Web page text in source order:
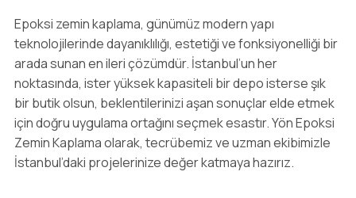
Epoksi zemin kaplama, günümüz modern yapı
teknolojilerinde dayanıklılığı, estetiği ve fonksiyonelliği bir
arada sunan en ileri çözümdür. İstanbul’un her
noktasında, ister yüksek kapasiteli bir depo isterse şık
bir butik olsun, beklentilerinizi aşan sonuçlar elde etmek
için doğru uygulama ortağını seçmek esastır. Yön Epoksi
Zemin Kaplama olarak, tecrübemiz ve uzman ekibimizle
İstanbul’daki projelerinize değer katmaya hazırız.